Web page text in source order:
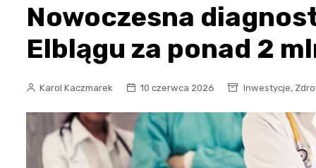
Nowoczesna
Elblągu za ponad 2
Karol Kaczmarek 10 czerwca 2026 Inwestycje,